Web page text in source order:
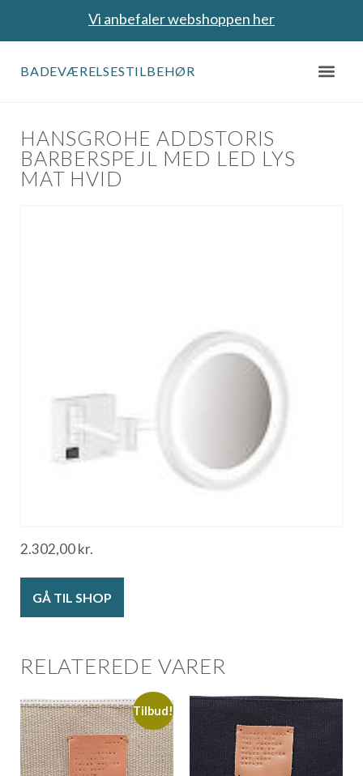
Vi anbefaler webshoppen her
BADEVÆRELSESTILBEHØR
HANSGROHE ADDSTORIS
BARBERSPEJL MED LED LYS
MAT HVID
2.302,00kr.
GÅ TIL SHOP
RELATEREDE VARER
Tilbud!